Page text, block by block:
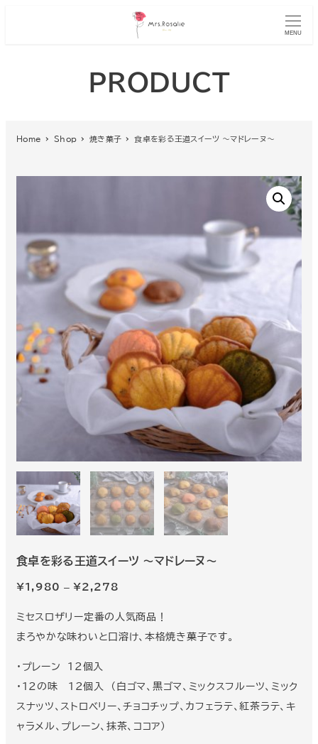
MENU
PRODUCT
Home Shop 焼き菓子 食卓を彩る王道スイーツ ～マドレーヌ～
食卓を彩る王道スイーツ ～マドレーヌ～
¥ 1,980 – ¥ 2,278
¥2,278
ミセスロザリー定番の人気商品！
まろやかな味わいと口溶け、本格焼き菓子です。
・プレーン 12個入
・12の味 12個入 （白ゴマ、黒ゴマ、ミックスフルーツ、ミック
スナッツ、ストロベリー、チョコチップ、カフェラテ、紅茶ラテ、キ
ャラメル、プレーン、抹茶、ココア）